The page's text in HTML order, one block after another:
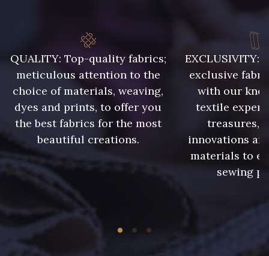
28 mm
QUALITY: Top-quality fabrics;
meticulous attention to the
choice of materials, weaving,
dyes and prints, to offer you
the best fabrics for the most
beautiful creations.
EXCLUSIVITY:
exclusive
with our
textile
treasures,
innovations
materials to
sewing